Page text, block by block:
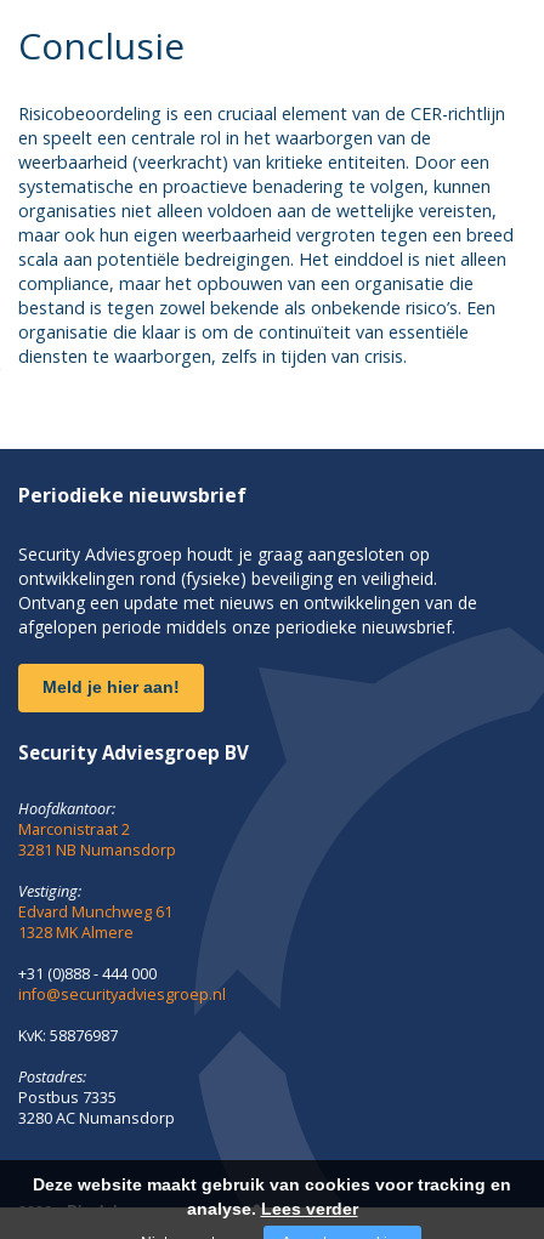
Conclusie
Risicobeoordeling is een cruciaal element van de CER-richtlijn
en speelt een centrale rol in het waarborgen van de
weerbaarheid (veerkracht) van kritieke entiteiten. Door een
systematische en proactieve benadering te volgen, kunnen
organisaties niet alleen voldoen aan de wettelijke vereisten,
maar ook hun eigen weerbaarheid vergroten tegen een breed
scala aan potentiële bedreigingen. Het einddoel is niet alleen
compliance, maar het opbouwen van een organisatie die
bestand is tegen zowel bekende als onbekende risico’s. Een
organisatie die klaar is om de continuïteit van essentiële
diensten te waarborgen, zelfs in tijden van crisis.
Periodieke nieuwsbrief
Security Adviesgroep houdt je graag aangesloten op
ontwikkelingen rond (fysieke) beveiliging en veiligheid.
Ontvang een update met nieuws en ontwikkelingen van de
afgelopen periode middels onze periodieke nieuwsbrief.
Meld je hier aan!
Security Adviesgroep BV
Hoofdkantoor:
Marconistraat 2
3281 NB Numansdorp
Vestiging:
Edvard Munchweg 61
1328 MK Almere
+31 (0)888 - 444 000
info@securityadviesgroep.nl
KvK: 58876987
Postadres:
Postbus 7335
3280 AC Numansdorp
2026 -Disclaimer
Deze website maakt gebruik van cookies voor tracking en
analyse.Lees verder